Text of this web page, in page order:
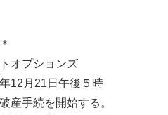
オプションズ
12月21日午後５時
手続を開始する。